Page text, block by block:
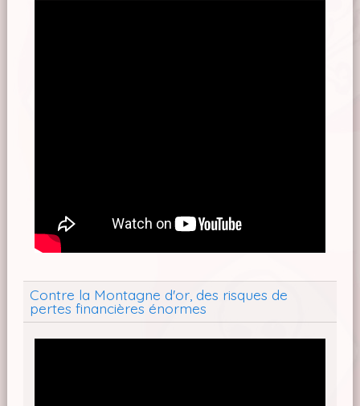
Contre la Montagne d'or, des risques de
pertes financières énormes